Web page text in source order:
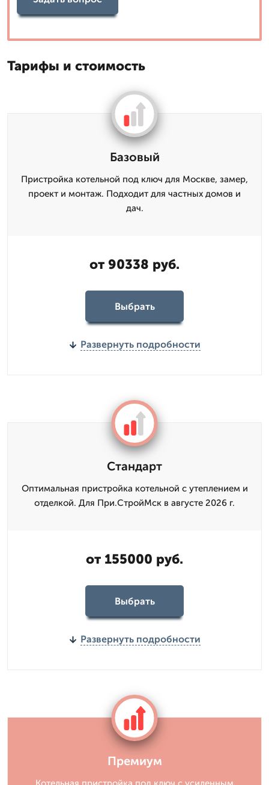
Тарифы и стоимость
Базовый
Пристройка котельной под ключ для Москве, замер,
проект и монтаж. Подходит для частных домов и
дач.
от 90338 руб.
Выбрать
Развернуть подробности
Стандарт
Оптимальная пристройка котельной с утеплением и
отделкой. Для При.СтройМск в августе 2026 г.
от 155000 руб.
Выбрать
Развернуть подробности
Премиум